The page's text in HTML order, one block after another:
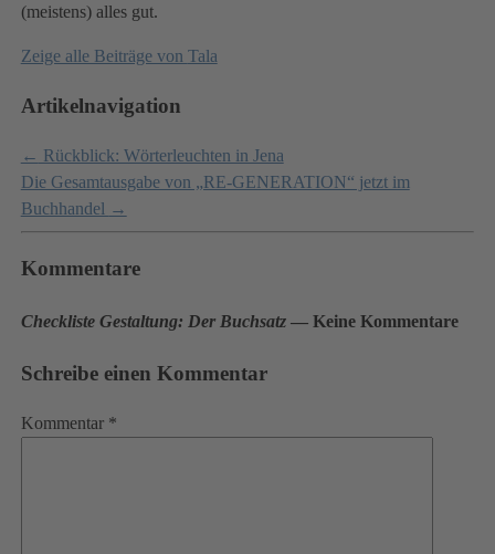
(meistens) alles gut.
Zeige alle Beiträge von Tala
Artikelnavigation
← Rückblick: Wörterleuchten in Jena
Die Gesamtausgabe von „RE-GENERATION“ jetzt im
Buchhandel →
Kommentare
Checkliste Gestaltung: Der Buchsatz— Keine Kommentare
Schreibe einen Kommentar
Kommentar *